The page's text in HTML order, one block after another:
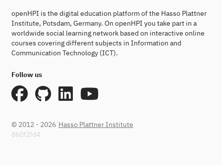
openHPI is the digital education platform of the Hasso Plattner
Institute, Potsdam, Germany. On openHPI you take part in a
worldwide social learning network based on interactive online
courses covering different subjects in Information and
Communication Technology (ICT).
Follow us
© 2012 - 2026 Hasso Plattner Institute
860f2fd4